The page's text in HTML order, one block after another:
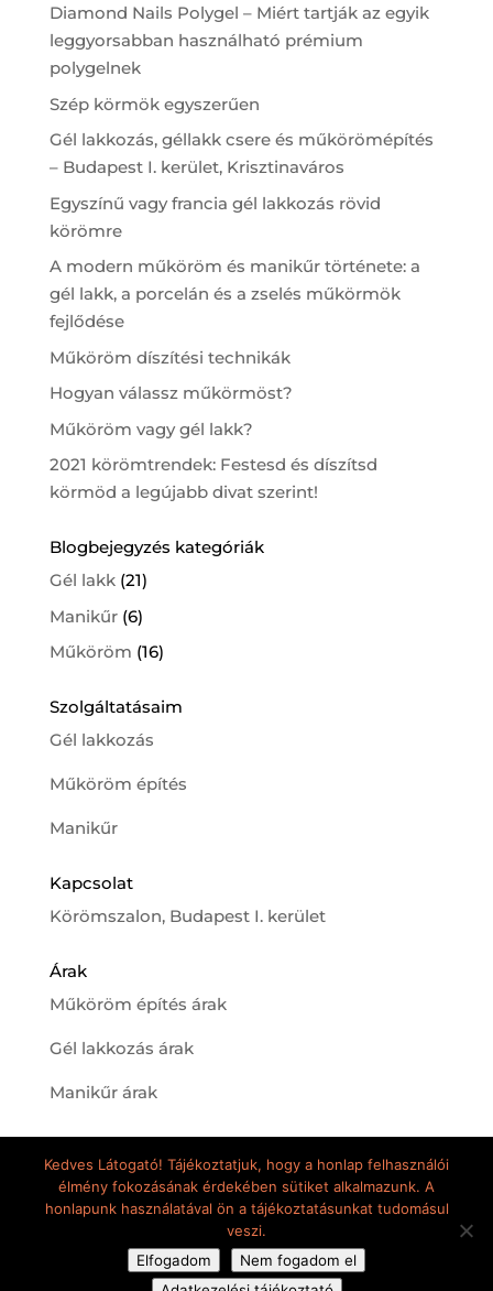
Diamond Nails Polygel – Miért tartják az egyik
leggyorsabban használható prémium
polygelnek
Szép körmök egyszerűen
Gél lakkozás, géllakk csere és műkörömépítés
– Budapest I. kerület, Krisztinaváros
Egyszínű vagy francia gél lakkozás rövid
körömre
A modern műköröm és manikűr története: a
gél lakk, a porcelán és a zselés műkörmök
fejlődése
Műköröm díszítési technikák
Hogyan válassz műkörmöst?
Műköröm vagy gél lakk?
2021 körömtrendek: Festesd és díszítsd
körmöd a legújabb divat szerint!
Blogbejegyzés kategóriák
Gél lakk(21)
Manikűr(6)
Műköröm (16)
Szolgáltatásaim
Gél lakkozás
Műköröm építés
Manikűr
Kapcsolat
Körömszalon, Budapest I. kerület
Árak
Műköröm építés árak
Gél lakkozás árak
Manikűr árak
Elite Nails minden jog fenntartva © 2020 - |
KészítetteFru Creative Design|Adatkezelési
Kedves Látogató! Tájékoztatjuk, hogy a honlap felhasználói
élmény fokozásának érdekében sütiket alkalmazunk. A
honlapunk használatával ön a tájékoztatásunkat tudomásul
veszi.
Elfogadom
Nem fogadom el